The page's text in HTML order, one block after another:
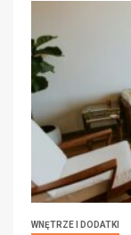
WNĘTRZE I DODATKI